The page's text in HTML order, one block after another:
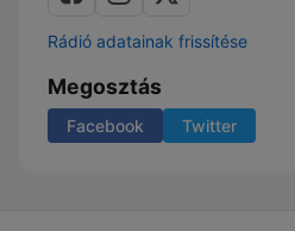
Rádió adatainak frissítése
Megosztás
Facebook Twitter